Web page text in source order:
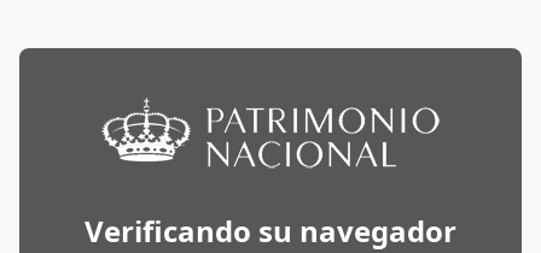
Verificando su navegador